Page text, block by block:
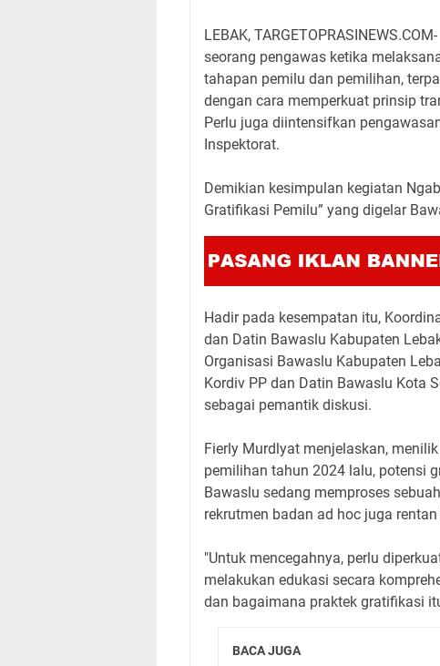
LEBAK,
seorang pengawas ketika
tahapan pemilu dan pemilihan,
dengan cara memperkuat prinsip
Perlu juga diintensifkan
Inspektorat.
Demikian kesimpulan kegiatan
Gratifikasi Pemilu” yang digelar
Hadir pada kesempatan itu,
dan Datin Bawaslu Kabupaten
Organisasi Bawaslu Kabupaten
Kordiv PP dan Datin Bawaslu Kota
sebagai pemantik diskusi.
Fierly Murdlyat menjelaskan,
pemilihan tahun 2024 lalu, potensi
Bawaslu sedang memproses
rekrutmen badan ad hoc juga
"Untuk mencegahnya, perlu
melakukan edukasi secara
dan bagaimana praktek gratifikasi
BACA JUGA